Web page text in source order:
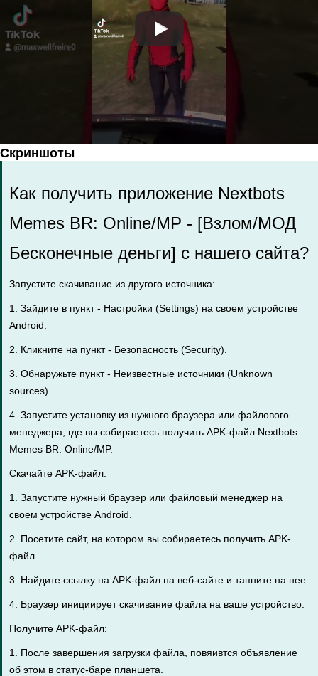
Скриншоты
Как получить приложение Nextbots
Memes BR: Online/MP - [Взлом/МОД
Бесконечные деньги] с нашего сайта?
Запустите скачивание из другого источника:
1. Зайдите в пункт - Настройки (Settings) на своем устройстве
Android.
2. Кликните на пункт - Безопасность (Security).
3. Обнаружьте пункт - Неизвестные источники (Unknown
sources).
4. Запустите установку из нужного браузера или файлового
менеджера, где вы собираетесь получить APK-файл Nextbots
Memes BR: Online/MP.
Скачайте APK-файл:
1. Запустите нужный браузер или файловый менеджер на
своем устройстве Android.
2. Посетите сайт, на котором вы собираетесь получить APK-
файл.
3. Найдите ссылку на APK-файл на веб-сайте и тапните на нее.
4. Браузер инициирует скачивание файла на ваше устройство.
Получите APK-файл:
1. После завершения загрузки файла, повяивтся объявление
об этом в статус-баре планшета.